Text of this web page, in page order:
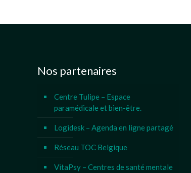
Nos partenaires
Centre Tulipe – Espace
paramédicale et bien-être.
Logidesk – Agenda en ligne partagé
Réseau TOC Belgique
VitaPsy – Centres de santé mentale